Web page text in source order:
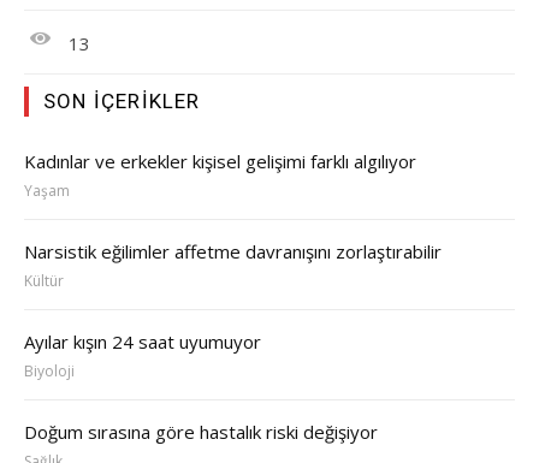
13
SON İÇERIKLER
Kadınlar ve erkekler kişisel gelişimi farklı algılıyor
Yaşam
Narsistik eğilimler affetme davranışını zorlaştırabilir
Kültür
Ayılar kışın 24 saat uyumuyor
Biyoloji
Doğum sırasına göre hastalık riski değişiyor